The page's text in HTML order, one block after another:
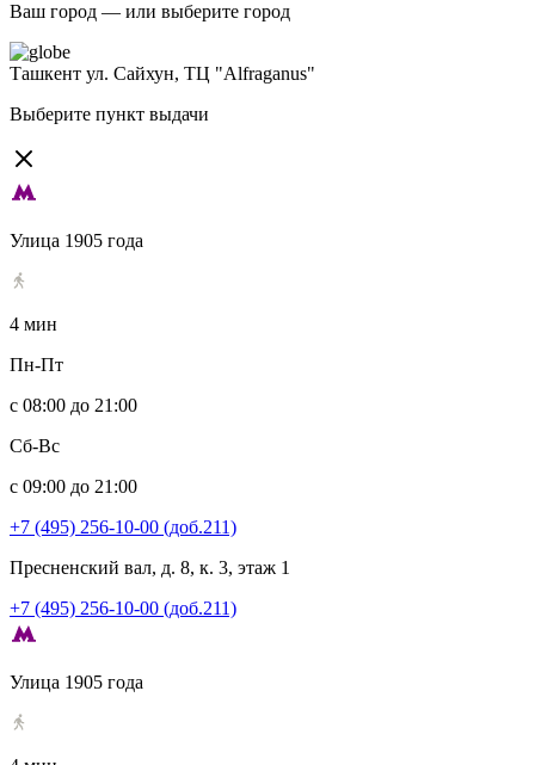
Ваш город — или выберите город
Ташкент ул. Сайхун, ТЦ "Alfraganus"
Выберите пункт выдачи
Улица 1905 года
4 мин
Пн-Пт
с 08:00 до 21:00
Сб-Вс
с 09:00 до 21:00
+7 (495) 256-10-00 (доб.211)
Пресненский вал, д. 8, к. 3, этаж 1
+7 (495) 256-10-00 (доб.211)
Улица 1905 года